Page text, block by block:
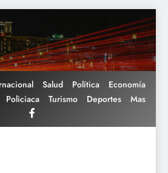
Salud Política
Economía
Policiaca
Turismo Deportes Mas